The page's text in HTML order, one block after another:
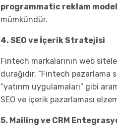
programmatic reklam
mümkündür.
4. SEO ve İçerik Stratejisi
Fintech markalarının web
durağıdır. “Fintech pazarlama
“yatırım uygulamaları” gibi
SEO ve içerik pazarlaması
5. Mailing ve CRM